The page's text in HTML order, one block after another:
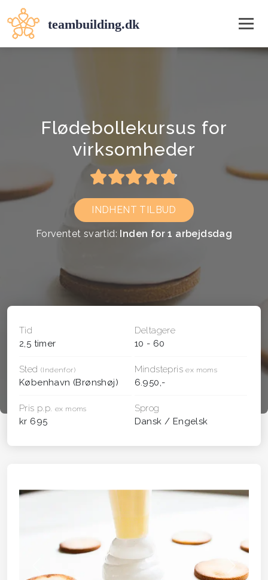
Flødebollekursus for
virksomheder
INDHENT TILBUD
Forventet svartid: Inden for 1 arbejdsdag
Tid
2,5 timer
Deltagere
10 - 60
Sted (Indenfor)
København (Brønshøj)
Mindsteprisex moms
6.950,-
Pris p.p. ex moms
kr 695
Sprog
Dansk / Engelsk
Forrige Næste